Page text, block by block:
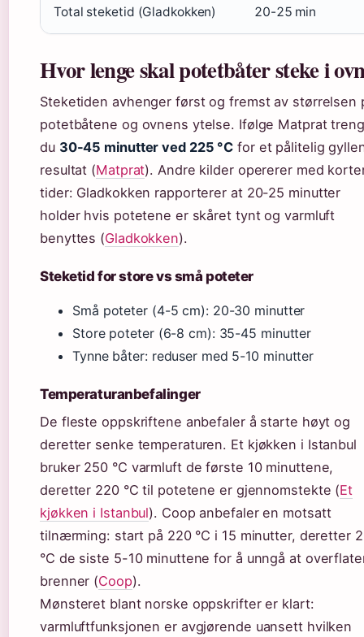
Total steketid (Gladkokken) 20-25 min
Hvor lenge skal potetbåter steke i
Steketiden avhenger først og fremst av størrelsen
potetbåtene og ovnens ytelse. Ifølge Matprat
du 30-45 minutter ved 225 °C for et pålitelig
resultat (Matprat). Andre kilder opererer med
tider: Gladkokken rapporterer at 20-25 minutter
holder hvis potetene er skåret tynt og varmluft
benyttes (Gladkokken).
Steketid for store vs små poteter
Små poteter (4-5 cm): 20-30 minutter
Store poteter (6-8 cm): 35-45 minutter
Tynne båter: reduser med 5-10 minutter
Temperaturanbefalinger
De fleste oppskriftene anbefaler å starte høyt og
deretter senke temperaturen. Et kjøkken i Istanbul
bruker 250 °C varmluft de første 10 minuttene,
deretter 220 °C til potetene er gjennomstekte (Et
kjøkken i Istanbul). Coop anbefaler en motsatt
tilnærming: start på 220 °C i 15 minutter, deretter
°C de siste 5-10 minuttene for å unngå at
brenner (Coop).
Mønsteret blant norske oppskrifter er klart:
varmluftfunksjonen er avgjørende uansett hvilken